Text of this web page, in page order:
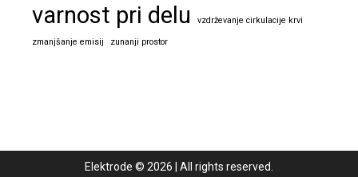
varnost pri delu vzdrževanje cirkulacije krvi
zmanjšanje emisij zunanji prostor
Elektrode © 2026 All rights reserved.